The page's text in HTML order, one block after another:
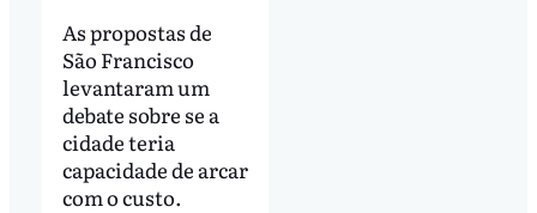
As propostas de
São Francisco
levantaram um
debate sobre se a
cidade teria
capacidade de arcar
com o custo.